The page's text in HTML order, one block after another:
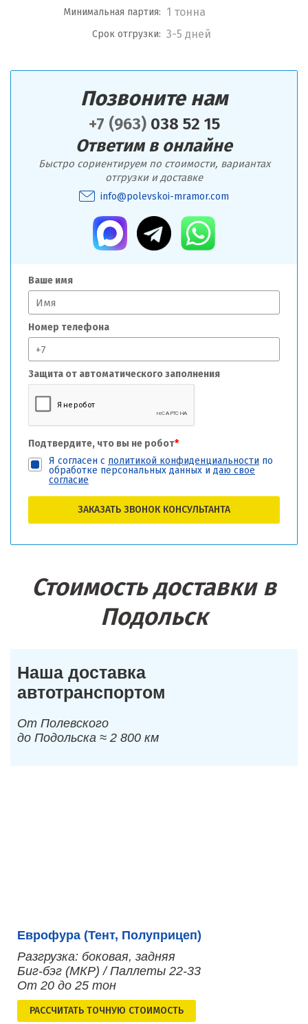
Минимальная партия: 1 тонна
Срок отгрузки: 3-5 дней
Позвоните нам
+7 (963)038 52 15
Ответим в онлайне
Быстро сориентируем по стоимости, вариантах
отгрузки и доставке
info@polevskoi-mramor.com
Ваше имя
Номер телефона
Защита от автоматического заполнения
Подтвердите, что вы не робот*
Я согласен с политикой конфиденциальности по
обработке персональных данных и даю свое
согласие
ЗАКАЗАТЬ ЗВОНОК КОНСУЛЬТАНТА
Стоимость доставки в
Подольск
Наша доставка
автотранспортом
От Полевского
до Подольска ≈ 2 800 км
Еврофура (Тент, Полуприцеп)
Разгрузка: боковая, задняя
Биг-бэг (МКР) / Паллеты 22-33
От 20 до 25 тон
РАСCЧИТАТЬ ТОЧНУЮ СТОИМОСТЬ